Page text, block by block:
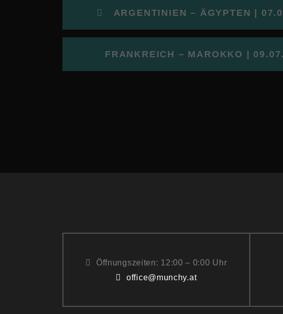
ARGENTINIEN – ÄGYPTEN |
FRANKREICH – MAROKKO |
Öffnungszeiten: 12:00 – 0:00 Uhr
office@munchy.at